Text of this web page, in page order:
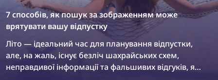
7 способів, як пошук за зображенням може
врятувати вашу відпустку
Літо — ідеальний час для планування відпустки,
але, на жаль, існує безліч шахрайських схем,
неправдивої інформації та фальшивих відгуків, які